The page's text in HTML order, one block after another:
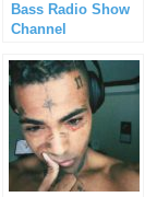
Bass Radio Show
Channel